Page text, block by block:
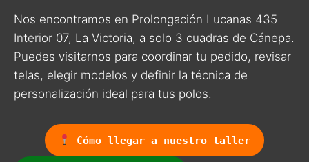
Nos encontramos en Prolongación Lucanas 435
Interior 07, La Victoria, a solo 3 cuadras de Cánepa.
Puedes visitarnos para coordinar tu pedido, revisar
telas, elegir modelos y definir la técnica de
personalización ideal para tus polos.
Cómo llegar a nuestro taller